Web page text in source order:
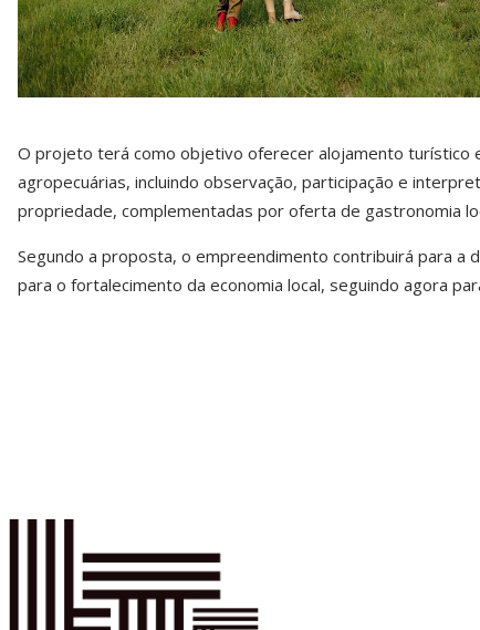
O projeto terá como objetivo oferecer alojamento turístico
agropecuárias, incluindo observação, participação e
propriedade, complementadas por oferta de gastronomia
Segundo a proposta, o empreendimento contribuirá para a
para o fortalecimento da economia local, seguindo agora